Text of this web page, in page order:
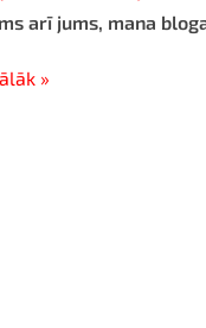
arī jums, mana
»